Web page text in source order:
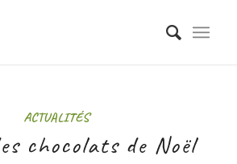
ACTUALITÉS
chocolats de Noël